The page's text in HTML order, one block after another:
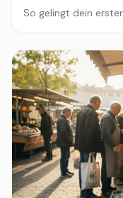
So gelingt dein